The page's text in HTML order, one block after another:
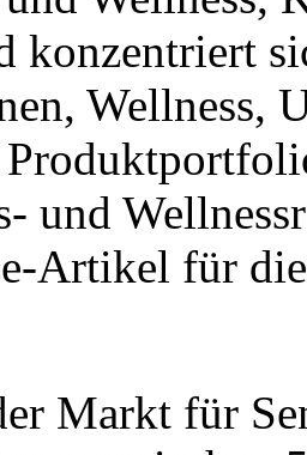
konzentriert
Wellness,
und
Artikel für
Markt für